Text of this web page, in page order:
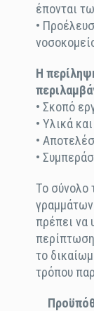
έπονται
•
Η
• Σκοπό
• Υλικά
•
•
Το σύνολο
πρέπει να
περίπτωση
το
τρόπου